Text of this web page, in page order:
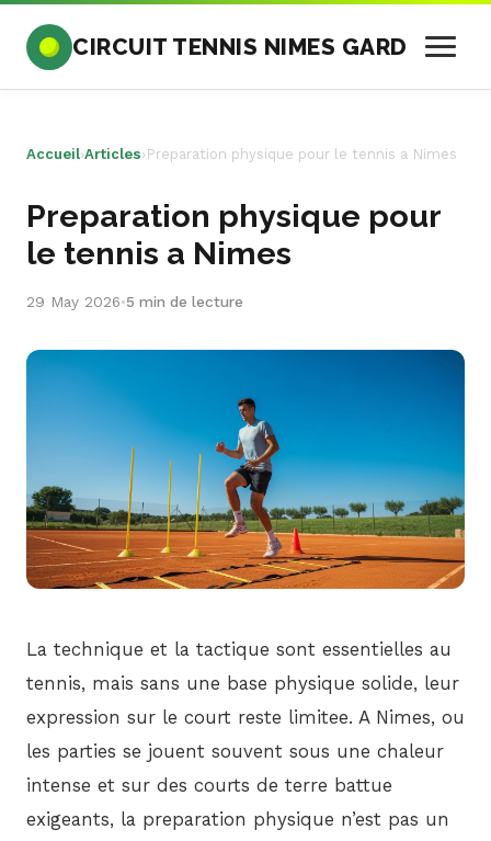
CIRCUIT TENNIS NIMES GARD
Accueil›Articles› Preparation physique pour le tennis a Nimes
Preparation physique pour
le tennis a Nimes
29 May 2026•5 min de lecture
La technique et la tactique sont essentielles au
tennis, mais sans une base physique solide, leur
expression sur le court reste limitee. A Nimes, ou
les parties se jouent souvent sous une chaleur
intense et sur des courts de terre battue
exigeants, la preparation physique n’est pas un